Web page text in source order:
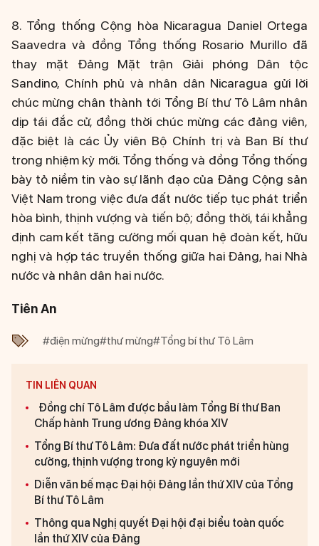
8. Tổng thống Cộng hòa Nicaragua Daniel Ortega
Saavedra và đồng Tổng thống Rosario Murillo đã
thay mặt Đảng Mặt trận Giải phóng Dân tộc
Sandino, Chính phủ và nhân dân Nicaragua gửi lời
chúc mừng chân thành tới Tổng Bí thư Tô Lâm nhân
dịp tái đắc cử, đồng thời chúc mừng các đảng viên,
đặc biệt là các Ủy viên Bộ Chính trị và Ban Bí thư
trong nhiệm kỳ mới. Tổng thống và đồng Tổng thống
bày tỏ niềm tin vào sự lãnh đạo của Đảng Cộng sản
Việt Nam trong việc đưa đất nước tiếp tục phát triển
hòa bình, thịnh vượng và tiến bộ; đồng thời, tái khẳng
định cam kết tăng cường mối quan hệ đoàn kết, hữu
nghị và hợp tác truyền thống giữa hai Đảng, hai Nhà
nước và nhân dân hai nước.
Tiên An
#điện mừng#thư mừng#Tổng bí thư Tô Lâm
TIN LIÊN QUAN
Đồng chí Tô Lâm được bầu làm Tổng Bí thư Ban
Chấp hành Trung ương Đảng khóa XIV
Tổng Bí thư Tô Lâm: Đưa đất nước phát triển hùng
cường, thịnh vượng trong kỷ nguyên mới
Diễn văn bế mạc Đại hội Đảng lần thứ XIV của Tổng
Bí thư Tô Lâm
Thông qua Nghị quyết Đại hội đại biểu toàn quốc
lần thứ XIV của Đảng